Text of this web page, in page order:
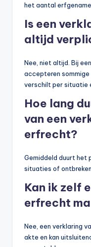
het aantal
Is een
altijd
Nee, niet altijd. Bij
accepteren
verschilt per situatie
Hoe lang
van een
erfrecht?
Gemiddeld duurt het
situaties of
Kan ik zelf
erfrecht
Nee, een verklaring
akte en kan